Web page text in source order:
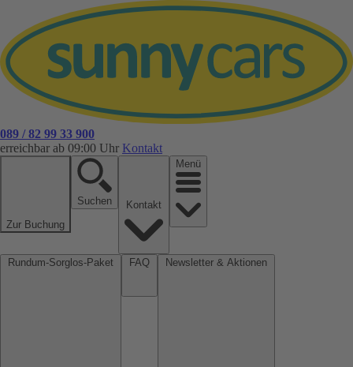
089 / 82 99 33 900
erreichbar ab 09:00 Uhr Kontakt
Zur Buchung
Suchen
Menü